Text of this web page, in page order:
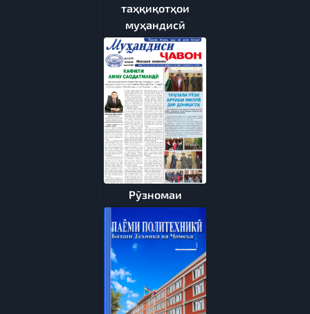
таҳқиқотҳои
муҳандисӣ
Рӯзномаи